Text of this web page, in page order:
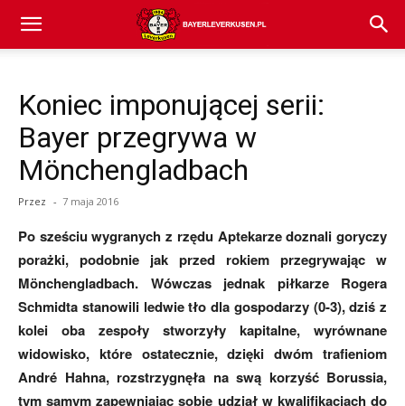
Bayer
Leverkusen
aktualności
(transfery,
Koniec imponującej serii:
Bayer przegrywa w
Mönchengladbach
Przez - 7 maja 2016
Po sześciu wygranych z rzędu Aptekarze doznali goryczy
porażki, podobnie jak przed rokiem przegrywając w
Mönchengladbach. Wówczas jednak piłkarze Rogera
Schmidta stanowili ledwie tło dla gospodarzy (0-3), dziś z
kolei oba zespoły stworzyły kapitalne, wyrównane
widowisko, które ostatecznie, dzięki dwóm trafieniom
André Hahna, rozstrzygnęła na swą korzyść Borussia,
tym samym zapewniając sobie udział w kwalifikacjach do